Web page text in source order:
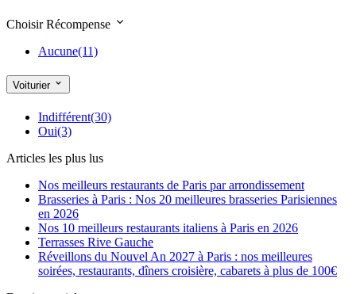
Choisir Récompense
Aucune(11)
Voiturier
Indifférent(30)
Oui(3)
Articles les plus lus
Nos meilleurs restaurants de Paris par arrondissement
Brasseries à Paris : Nos 20 meilleures brasseries Parisiennes
en 2026
Nos 10 meilleurs restaurants italiens à Paris en 2026
Terrasses Rive Gauche
Réveillons du Nouvel An 2027 à Paris : nos meilleures
soirées, restaurants, dîners croisière, cabarets à plus de 100€